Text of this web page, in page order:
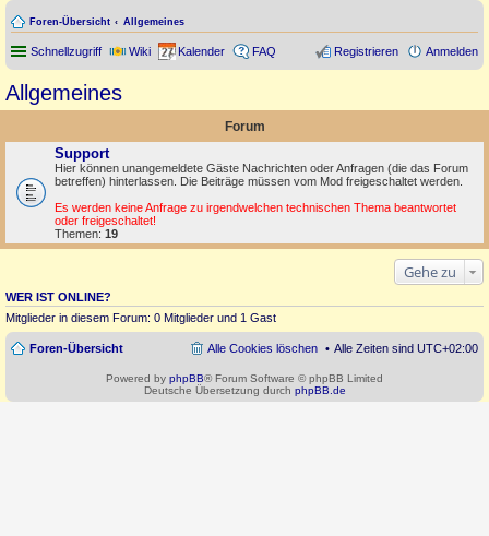
Foren-Übersicht Allgemeines
Schnellzugriff Wiki Kalender FAQ Anmelden
Registrieren
Allgemeines
Forum
Support
Hier können unangemeldete Gäste Nachrichten oder Anfragen (die das Forum
betreffen) hinterlassen. Die Beiträge müssen vom Mod freigeschaltet werden.
Es werden keine Anfrage zu irgendwelchen technischen Thema beantwortet
oder freigeschaltet!
Themen: 19
Gehe zu
WER IST ONLINE?
Mitglieder in diesem Forum: 0 Mitglieder und 1 Gast
Foren-Übersicht Alle Zeiten sind UTC+02:00
Alle Cookies löschen
Powered by phpBB® Forum Software © phpBB Limited
Deutsche Übersetzung durch phpBB.de